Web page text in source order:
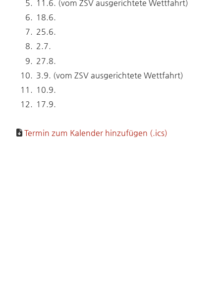
11.6. (vom ZSV ausgerichtete Wettfahrt)
18.6.
25.6.
2.7.
27.8.
3.9. (vom ZSV ausgerichtete Wettfahrt)
10.9.
17.9.
Termin zum Kalender hinzufügen (.ics)